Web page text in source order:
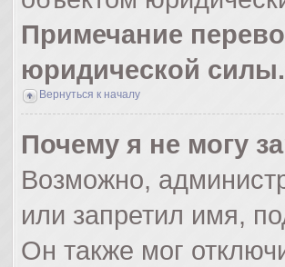
Примечание
юридической силы.
Вернуться к началу
Почему я не могу
Возможно,
или запретил имя,
Он также мог